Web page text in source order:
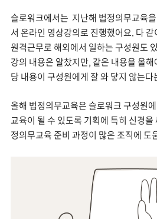
슬로워크에서는 지난해 법정의무교육
서 온라인 영상강의로 진행했어요. 다
원격근무로 해외에서 일하는 구성원도
강의 내용은 알찼지만, 같은 내용을 올
당 내용이 구성원에게 잘 와 닿지 않는
올해 법정의무교육은 슬로워크 구성원
교육이 될 수 있도록 기획에 특히 신경
정의무교육 준비 과정이 많은 조직에 도